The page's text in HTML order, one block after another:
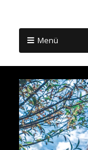
Menü